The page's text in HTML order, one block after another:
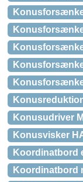
Konusudriver
Konusvisker
Koordinatbord
Koordinatbord